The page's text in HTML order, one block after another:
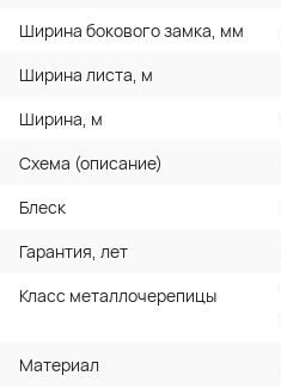
Ширина бокового замка, мм
Ширина листа, м
Ширина, м
Схема (описание)
Блеск
Гарантия, лет
Класс металлочерепицы
Материал